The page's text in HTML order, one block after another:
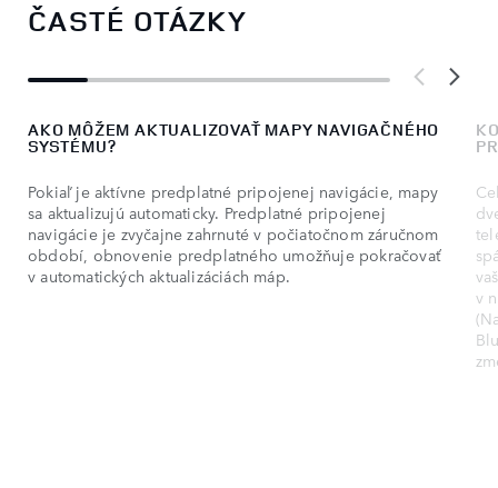
ČASTÉ OTÁZKY
AKO MÔŽEM AKTUALIZOVAŤ MAPY NAVIGAČNÉHO
SYSTÉMU?
Pokiaľ je aktívne predplatné pripojenej navigácie, mapy
sa aktualizujú automaticky. Predplatné pripojenej
navigácie je zvyčajne zahrnuté v počiatočnom záručnom
období, obnovenie predplatného umožňuje pokračovať
v automatických aktualizáciách máp.
v